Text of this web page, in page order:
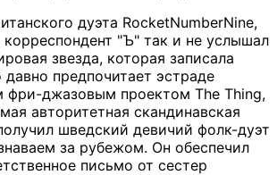
дуэта RocketNumberNine,
"Ъ" так и не услышал
звезда, которая записала
предпочитает эстраде
фри-джазовым проектом The Thing,
авторитетная скандинавская
шведский девичий фолк-дуэт
за рубежом. Он обеспечил
письмо от сестер